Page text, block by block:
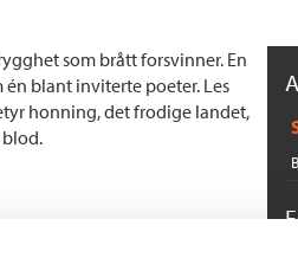
som brått forsvinner. En
blant inviterte poeter. Les
honning, det frodige landet,